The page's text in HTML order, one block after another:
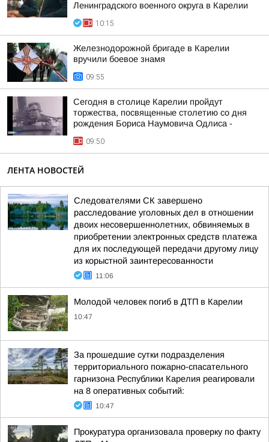
Ленинградского военного округа в Карелии
10:15
Железнодорожной бригаде в Карелии
вручили боевое знамя
09:55
Сегодня в столице Карелии пройдут
торжества, посвященные столетию со дня
рождения Бориса Наумовича Одлиса -
09:50
ЛЕНТА НОВОСТЕЙ
Следователями СК завершено
расследование уголовных дел в отношении
двоих несовершеннолетних, обвиняемых в
приобретении электронных средств платежа
для их последующей передачи другому лицу
из корыстной заинтересованности
11:06
Молодой человек погиб в ДТП в Карелии
10:47
За прошедшие сутки подразделения
территориального пожарно-спасательного
гарнизона Республики Карелия реагировали
на 8 оперативных событий:
10:47
Прокуратура организовала проверку по факту